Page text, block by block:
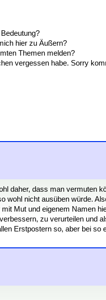
hier zu Äußern?
Themen melden?
vergessen habe. Sorry
daher, dass man vermuten
wohl nicht ausüben würde.
Mut und eigenem Namen
zu verurteilen und
Erstpostern so, aber bei so